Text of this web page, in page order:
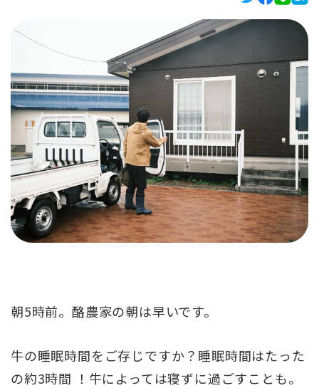
朝5時前。酪農家の朝は早いです。
牛の睡眠時間をご存じですか？睡眠時間はたった
の約3時間 ！牛によっては寝ずに過ごすことも。